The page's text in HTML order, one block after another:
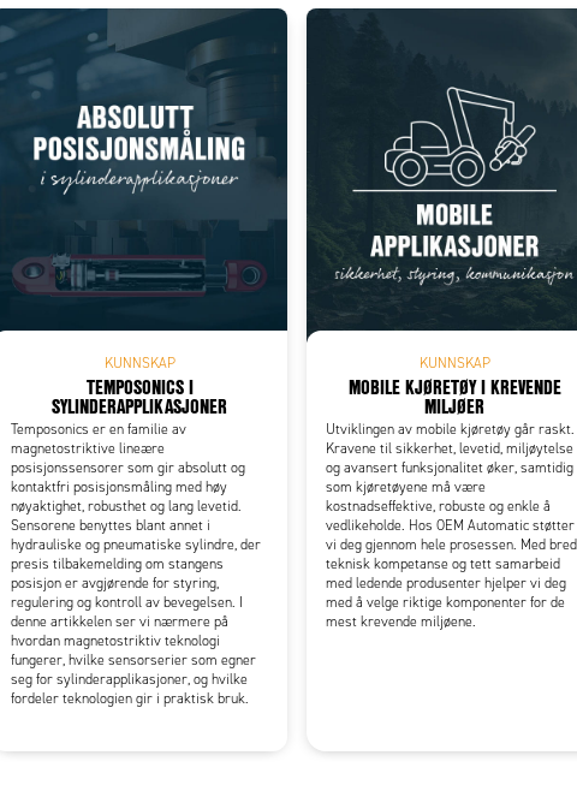
Add as new cart row
KUNNSKAP
TEMPOSONICS I
SYLINDERAPPLIKASJONER
Temposonics er en familie av
magnetostriktive lineære
posisjonssensorer som gir absolutt og
kontaktfri posisjonsmåling med høy
nøyaktighet, robusthet og lang levetid.
Sensorene benyttes blant annet i
hydrauliske og pneumatiske sylindre, der
presis tilbakemelding om stangens
posisjon er avgjørende for styring,
regulering og kontroll av bevegelsen. I
denne artikkelen ser vi nærmere på
hvordan magnetostriktiv teknologi
fungerer, hvilke sensorserier som egner
seg for sylinderapplikasjoner, og hvilke
fordeler teknologien gir i praktisk bruk.
KUNNSKAP
MOBILE KJØRETØY I KREVENDE
MILJØER
Utviklingen av mobile kjøretøy går raskt.
Kravene til sikkerhet, levetid, miljøytelse
og avansert funksjonalitet øker, samtidig
som kjøretøyene må være
kostnadseffektive, robuste og enkle å
vedlikeholde. Hos OEM Automatic støtter
vi deg gjennom hele prosessen. Med bred
teknisk kompetanse og tett samarbeid
med ledende produsenter hjelper vi deg
med å velge riktige komponenter for de
mest krevende miljøene.